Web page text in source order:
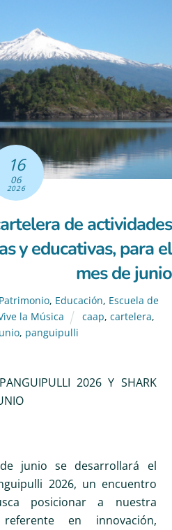
16
06
2026
de actividades
y educativas, para el
mes de junio
, Educación, Escuela de
la Música caap, cartelera,
, panguipulli
2026 Y SHARK
junio se desarrollará el
2026, un encuentro
posicionar a nuestra
en innovación,